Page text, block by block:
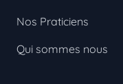
Nos Praticiens
Qui sommes nous